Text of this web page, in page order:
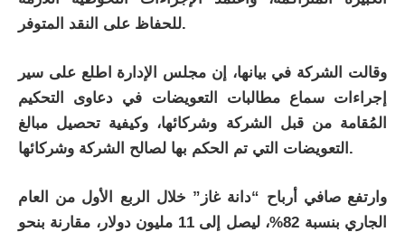
للحفاظ على النقد المتوفر.
وقالت الشركة في بيانها، إن مجلس الإدارة اطلع على سير
إجراءات سماع مطالبات التعويضات في دعاوى التحكيم
المُقامة من قبل الشركة وشركائها، وكيفية تحصيل مبالغ
التعويضات التي تم الحكم بها لصالح الشركة وشركائها.
وارتفع صافي أرباح “دانة غاز” خلال الربع الأول من العام
الجاري بنسبة 82%، ليصل إلى 11 مليون دولار، مقارنة بنحو